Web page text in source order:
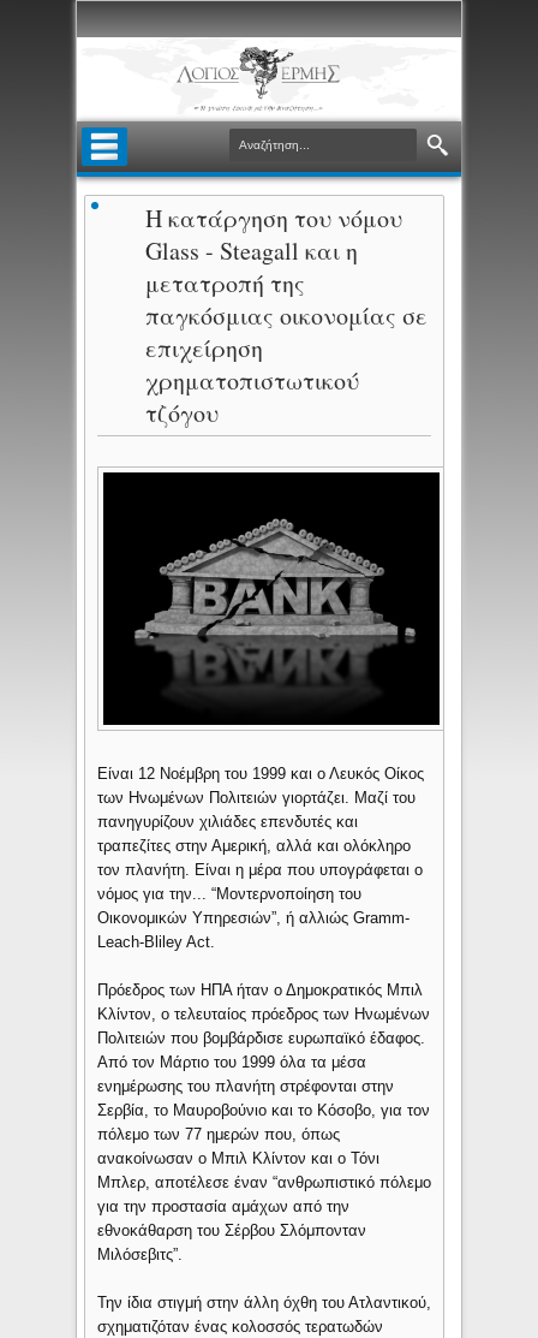
Η κατάργηση του νόμου
Glass - Steagall και η
μετατροπή της
παγκόσμιας οικονομίας σε
επιχείρηση
χρηματοπιστωτικού
τζόγου
Είναι 12 Νοέμβρη του 1999 και ο Λευκός Οίκος
των Ηνωμένων Πολιτειών γιορτάζει. Μαζί του
πανηγυρίζουν χιλιάδες επενδυτές και
τραπεζίτες στην Αμερική, αλλά και ολόκληρο
τον πλανήτη. Είναι η μέρα που υπογράφεται ο
νόμος για την... “Μοντερνοποίηση του
Οικονομικών Υπηρεσιών”, ή αλλιώς Gramm-
Leach-Bliley Act.
Πρόεδρος των ΗΠΑ ήταν ο Δημοκρατικός Μπιλ
Κλίντον, ο τελευταίος πρόεδρος των Ηνωμένων
Πολιτειών που βομβάρδισε ευρωπαϊκό έδαφος.
Από τον Μάρτιο του 1999 όλα τα μέσα
ενημέρωσης του πλανήτη στρέφονται στην
Σερβία, το Μαυροβούνιο και το Κόσοβο, για τον
πόλεμο των 77 ημερών που, όπως
ανακοίνωσαν ο Μπιλ Κλίντον και ο Τόνι
Μπλερ, αποτέλεσε έναν “ανθρωπιστικό πόλεμο
για την προστασία αμάχων από την
εθνοκάθαρση του Σέρβου Σλόμπονταν
Μιλόσεβιτς”.
Την ίδια στιγμή στην άλλη όχθη του Ατλαντικού,
σχηματιζόταν ένας κολοσσός τερατωδών